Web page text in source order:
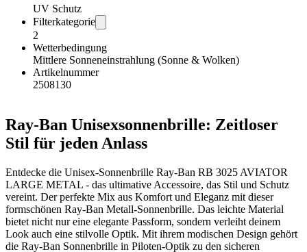
UV Schutz
Filterkategorie
2
Wetterbedingung
Mittlere Sonneneinstrahlung (Sonne & Wolken)
Artikelnummer
2508130
Ray-Ban Unisexsonnenbrille: Zeitloser
Stil für jeden Anlass
Entdecke die Unisex-Sonnenbrille Ray-Ban RB 3025 AVIATOR
LARGE METAL - das ultimative Accessoire, das Stil und Schutz
vereint. Der perfekte Mix aus Komfort und Eleganz mit dieser
formschönen Ray-Ban Metall-Sonnenbrille. Das leichte Material
bietet nicht nur eine elegante Passform, sondern verleiht deinem
Look auch eine stilvolle Optik. Mit ihrem modischen Design gehört
die Ray-Ban Sonnenbrille in Piloten-Optik zu den sicheren